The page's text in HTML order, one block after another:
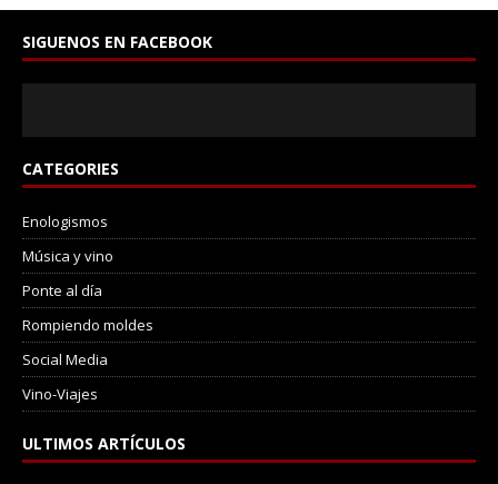
SIGUENOS EN FACEBOOK
CATEGORIES
Enologismos
Música y vino
Ponte al día
Rompiendo moldes
Social Media
Vino-Viajes
ULTIMOS ARTÍCULOS